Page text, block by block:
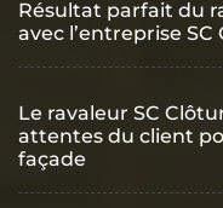
Résultat parfait du
avec l’entreprise
Le ravaleur SC
attentes du client
façade